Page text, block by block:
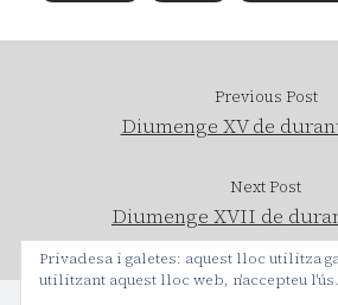
Previous Post
Diumenge XV de
Next Post
Diumenge XVII de
Privadesa i galetes: aquest lloc utilitza
utilitzant aquest lloc web, n'accepteu l'ús.